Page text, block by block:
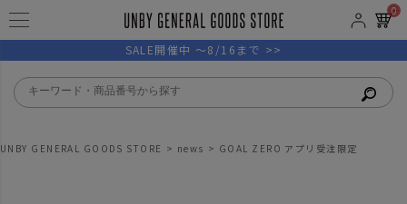
0
SALE開催中 ～8/16まで >>
UNBY GENERAL GOODS STORE news GOAL ZERO アプリ受注限定